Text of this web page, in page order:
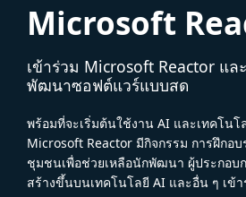
Microsoft
เข้าร่วม Microsoft Reactor แ
พัฒนาซอฟต์แวร์แบบสด
พร้อมที่จะเริ่มต้นใช้งาน AI และเทคโนโ
Microsoft Reactor มีกิจกรรม การฝึกอ
ชุมชนเพื่อช่วยเหลือนักพัฒนา ผู้ประกอบ
สร้างขึ้นบนเทคโนโลยี AI และอื่น ๆ เข้า